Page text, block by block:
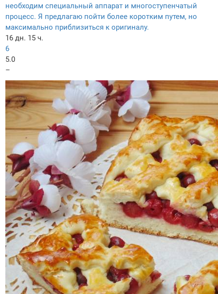
необходим специальный аппарат и многоступенчатый
процесс. Я предлагаю пойти более коротким путем, но
максимально приблизиться к оригиналу.
16 дн. 15 ч.
6
5.0
–